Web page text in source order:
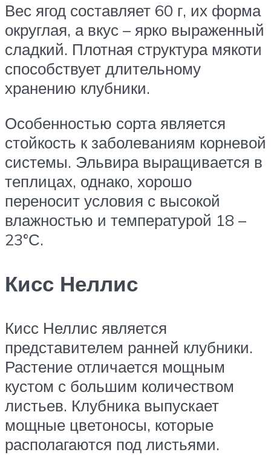
Вес ягод составляет 60 г, их форма
округлая, а вкус – ярко выраженный
сладкий. Плотная структура мякоти
способствует длительному
хранению клубники.
Особенностью сорта является
стойкость к заболеваниям корневой
системы. Эльвира выращивается в
теплицах, однако, хорошо
переносит условия с высокой
влажностью и температурой 18 –
23°С.
Кисс Неллис
Кисс Неллис является
представителем ранней клубники.
Растение отличается мощным
кустом с большим количеством
листьев. Клубника выпускает
мощные цветоносы, которые
располагаются под листьями.